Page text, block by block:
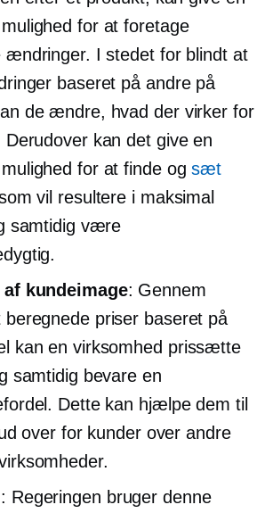
for at foretage
ændringer. I stedet for blindt at
baseret på andre på
de ændre, hvad der virker for
kan det give en
for at finde ogsæt
vil resultere i maksimal
samtidig være
kundeimage: Gennem
beregnede priser baseret på
kan en virksomhed prissætte
samtidig bevare en
Dette kan hjælpe dem til
over for kunder over andre
: Regeringen bruger denne